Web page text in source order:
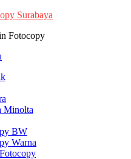
Surabaya
Fotocopy
Minolta
BW
Warna